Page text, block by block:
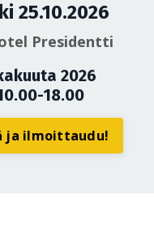
25.10.2026
Presidentti
2026
18.00
ja ilmoittaudu!